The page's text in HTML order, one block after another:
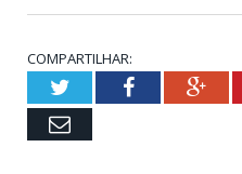
COMPARTILHAR:
TwitterFacebook
Email